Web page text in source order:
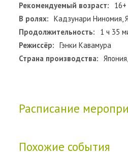
Рекомендуемый возраст:
16+
В ролях: Кадзунари Ниномия,
Продолжительность:
1 ч 35
Режиссёр: Гэнки Кавамура
Страна производства:
Расписание
Похожие события